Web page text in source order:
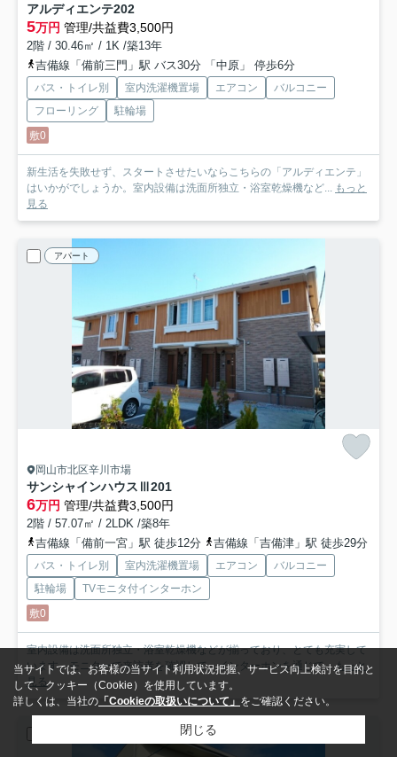
アルディエンテ202
5万円 管理/共益費3,500円
2階 / 30.46㎡ / 1K /築13年
吉備線「備前三門」駅 バス30分 「中原」 停歩6分
バス・トイレ別 室内洗濯機置場 エアコン
バルコニー
フローリング
駐輪場
敷0
新生活を失敗せず、スタートさせたいならこちらの「アルディエンテ」
はいかがでしょうか。室内設備は洗面所独立・浴室乾燥機など...
もっと
見る
アパート
岡山市北区辛川市場
サンシャインハウスⅢ201
6万円 管理/共益費3,500円
2階 / 57.07㎡ / 2LDK /築8年
吉備線「備前一宮」駅 徒歩12分
吉備線「吉備津」駅 徒歩29分
バス・トイレ別 室内洗濯機置場 エアコン
バルコニー
駐輪場
TVモニタ付インターホン
敷0
室内設備は洗面所独立・浴室乾燥機などが揃っており、とても充実して
います。モニターで来訪者を確認して、インターホンを通じて...もっと
見る
当サイトでは、お客様の当サイト利用状況把握、サービス向上検討を目的と
して、クッキー（Cookie）を使用しています。
詳しくは、当社の 「Cookieの取扱いについて」 をご確認ください。
閉じる